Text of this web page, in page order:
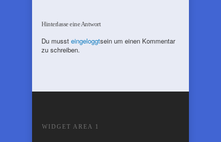
Hinterlasse eine Antwort
Du musst eingeloggtsein um einen Kommentar
zu schreiben.
WIDGET AREA 1